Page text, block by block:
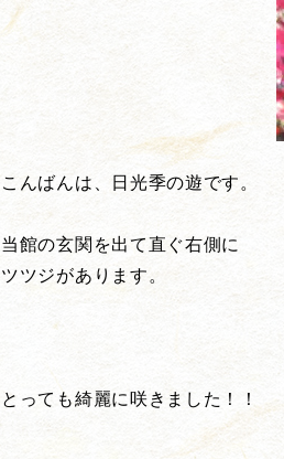
こんばんは、日光季の遊です。
当館の玄関を出て直ぐ右側に
ツツジがあります。
とっても綺麗に咲きました！！